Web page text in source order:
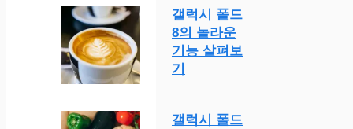
갤럭시 폴드
8의 놀라운
기능 살펴보
기
갤럭시 폴드